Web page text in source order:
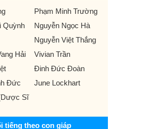
Phạm Minh Trường
Quỳnh
Nguyễn Ngọc Hà
Nguyễn Việt Thắng
Hải
Vivian Trần
Đinh Đức Đoàn
Đức
June Lockhart
Sĩ
tiếng theo con giáp